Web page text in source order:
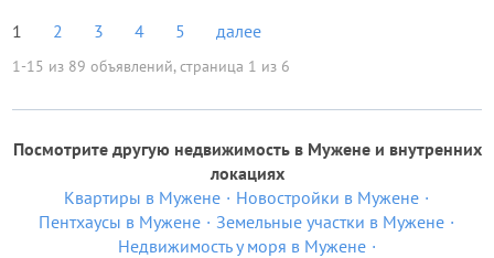
1 2 3 4 5 далее
1-15 из 89 объявлений, страница 1 из 6
Посмотрите другую недвижимость в Мужене и внутренних
локациях
Квартиры в Мужене
Новостройки в Мужене
Пентхаусы в Мужене
Земельные участки в Мужене
Недвижимость у моря в Мужене